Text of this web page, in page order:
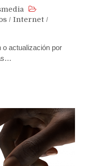
/ Internet /
o actualización por